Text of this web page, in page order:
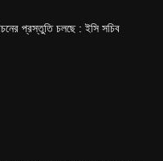
প্রস্তুতি চলছে : ইসি সচিব